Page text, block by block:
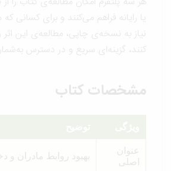
یا رایانه فراهم می‌کنند و برای کسانی که
نیاز به نسخه‌ی چاپی، مطالعه‌ی این اثر را
کنند، گزینه‌ای سریع و در دسترس به‌شمار
مشخصات کتاب
عنوان
بهبود روابط مادران و